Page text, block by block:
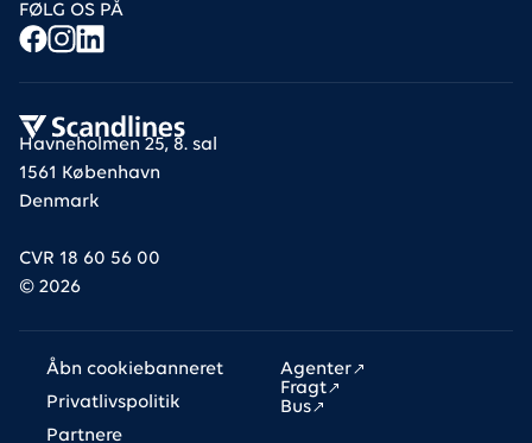
Havneholmen 25, 8. sal
1561 København
Denmark
CVR 18 60 56 00
© 2026
FØLG OS PÅ
Links
Agenter
Fragt
Bus
Åbn cookiebanneret
Privatlivspolitik
Partnere